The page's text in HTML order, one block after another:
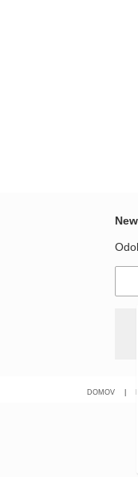
DOMOV